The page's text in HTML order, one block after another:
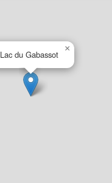
Lac du Gabassot
×